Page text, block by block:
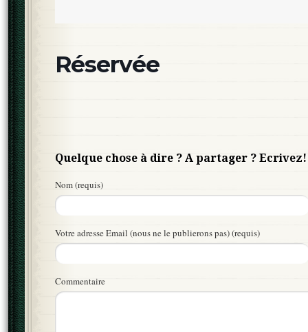
Réservée
Quelque chose à dire ? A partager ? Ecrivez!
Nom (requis)
Votre adresse Email (nous ne le publierons pas) (requis)
Commentaire